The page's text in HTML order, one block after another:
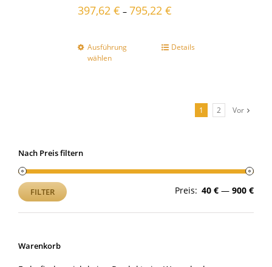
397,62 € – 795,22 €
Ausführung
wählen
Details
1 2 Vor
Nach Preis filtern
Min.
Max.
FILTER Preis: 40 € — 900 €
Warenkorb